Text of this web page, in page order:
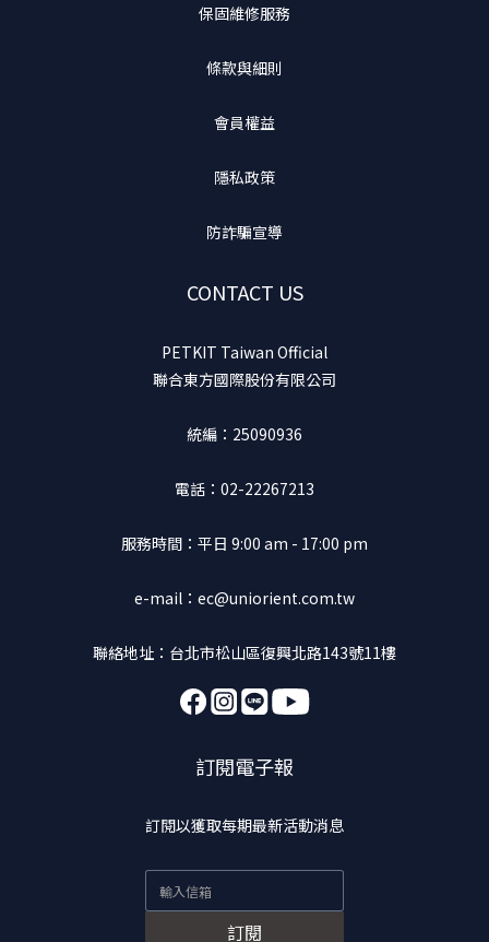
保固維修服務
條款與細則
會員權益
隱私政策
防詐騙宣導
CONTACT US
PETKIT Taiwan Official
聯合東方國際股份有限公司
統編：25090936
電話：02-22267213
服務時間：平日 9:00 am - 17:00 pm
e-mail：ec@uniorient.com.tw
聯絡地址：台北市松山區復興北路143號11樓
訂閱電子報
訂閱以獲取每期最新活動消息
訂閱